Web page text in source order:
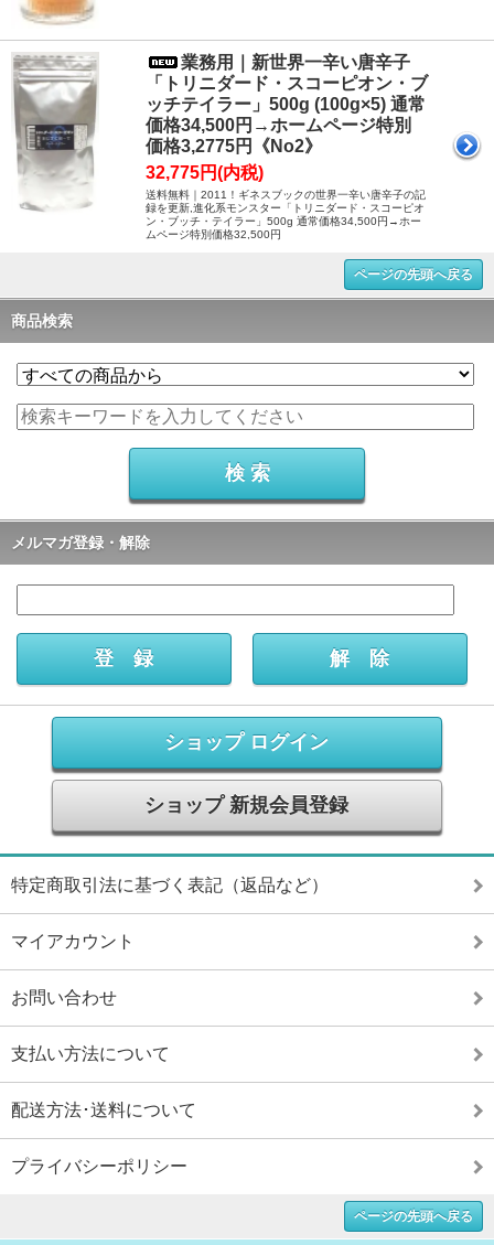
業務用｜新世界一辛い唐辛子
「トリニダード・スコーピオン・ブ
ッチテイラー」500g (100g×5) 通常
価格34,500円→ホームページ特別
価格3,2775円《No2》
32,775円(内税)
送料無料｜2011！ギネスブックの世界一辛い唐辛子の記
録を更新,進化系モンスター「トリニダード・スコーピオ
ン・ブッチ・テイラー」500g 通常価格34,500円→ホー
ムページ特別価格32,500円
ページの先頭へ戻る
商品検索
メルマガ登録・解除
ショップ ログイン
ショップ 新規会員登録
特定商取引法に基づく表記（返品など）
マイアカウント
お問い合わせ
支払い方法について
配送方法･送料について
プライバシーポリシー
ページの先頭へ戻る